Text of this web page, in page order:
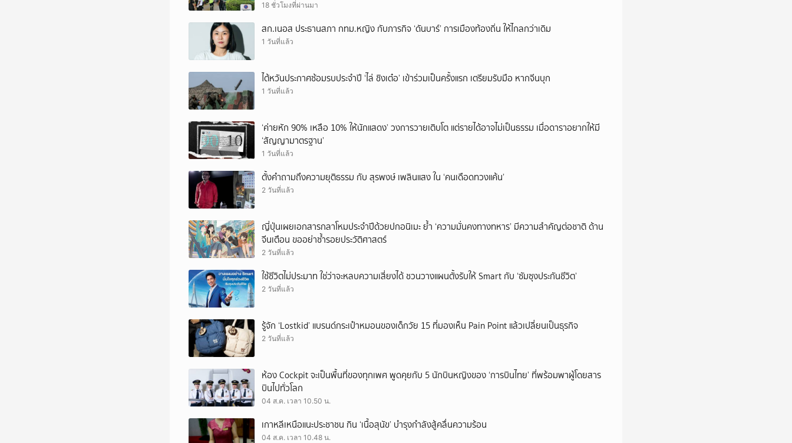
18 ชั่วโมงที่ผ่านมา
สก.เนอส ประธานสภา กทม.หญิง กับภารกิจ ‘ดันบาร์’ การเมืองท้องถิ่น ให้ไกลกว่าเดิม
1 วันที่แล้ว
ไต้หวันประกาศซ้อมรบประจำปี ‘ไล่ ชิงเต๋อ’ เข้าร่วมเป็นครั้งแรก เตรียมรับมือ หากจีนบุก
1 วันที่แล้ว
‘ค่ายหัก 90% เหลือ 10% ให้นักแสดง’ วงการวายเติบโต แต่รายได้อาจไม่เป็นธรรม เมื่อดาราอยากให้มี
‘สัญญามาตรฐาน’
1 วันที่แล้ว
ตั้งคำถามถึงความยุติธรรม กับ สุรพงษ์ เพลินแสง ใน ‘คนเดือดทวงแค้น’
2 วันที่แล้ว
ญี่ปุ่นเผยเอกสารกลาโหมประจำปีด้วยปกอนิเมะ ย้ำ ‘ความมั่นคงทางทหาร’ มีความสำคัญต่อชาติ ด้าน
จีนเตือน ขออย่าซ้ำรอยประวัติศาสตร์
2 วันที่แล้ว
ใช้ชีวิตไม่ประมาท ใช่ว่าจะหลบความเสี่ยงได้ ชวนวางแผนตั้งรับให้ Smart กับ ‘ซัมซุงประกันชีวิต’
2 วันที่แล้ว
รู้จัก ‘Lostkid’ แบรนด์กระเป๋าหมอนของเด็กวัย 15 ที่มองเห็น Pain Point แล้วเปลี่ยนเป็นธุรกิจ
2 วันที่แล้ว
ห้อง Cockpit จะเป็นพื้นที่ของทุกเพศ พูดคุยกับ 5 นักบินหญิงของ ‘การบินไทย’ ที่พร้อมพาผู้โดยสาร
บินไปทั่วโลก
04 ส.ค. เวลา 10.50 น.
เกาหลีเหนือแนะประชาชน กิน ‘เนื้อสุนัข’ บำรุงกำลังสู้คลื่นความร้อน
04 ส.ค. เวลา 10.48 น.